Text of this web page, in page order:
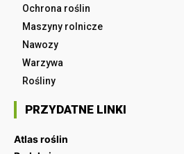
Ochrona roślin
Maszyny rolnicze
Nawozy
Warzywa
Rośliny
PRZYDATNE LINKI
Atlas roślin